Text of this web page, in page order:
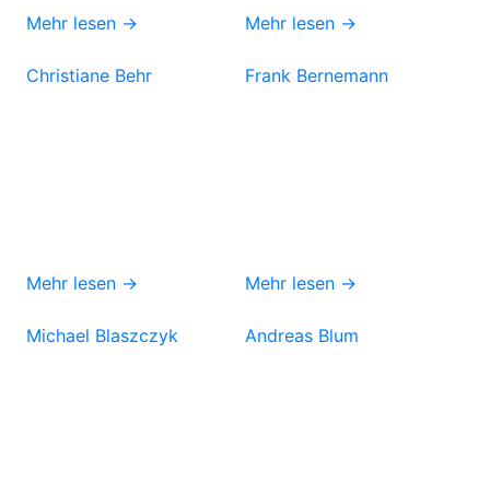
Mehr lesen → Mehr lesen →
Christiane Behr
Mehr lesen →
Frank Bernemann
Mehr lesen →
Michael Blaszczyk Andreas Blum